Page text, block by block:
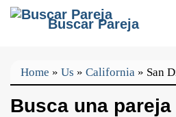
Buscar Pareja
Home » Us » California » San
Busca una pareja